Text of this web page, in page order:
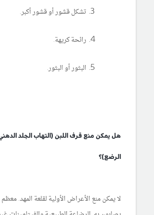
تشكل قشور أو قشور أكبر.
رائحة كريهة.
البثور أو البثور.
هل يمكن منع قرف اللبن (التهاب الجلد
الرضع)؟
لا يمكن منع الأعراض الأولية لقلعة المهد.